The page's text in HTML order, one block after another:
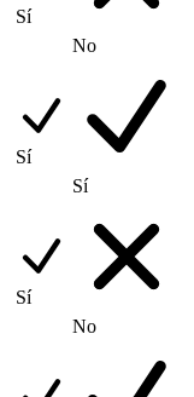
Sí
No
Sí
Sí
Sí
No